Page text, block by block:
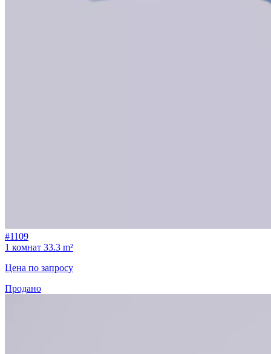
#1109
1 комнат 33.3 m²
Цена по запросу
Продано